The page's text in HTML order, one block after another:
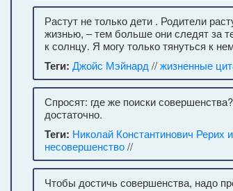
Растут не только дети . Родители
жизнью, – тем больше они следят за
к солнцу. Я могу только тянуться к
Теги: Джойс Мэйнард //жизненные
Спросят: где же поиски
достаточно.
Теги: Николай Константинович Рерих
несовершенство//
Чтобы достичь совершенства, надо